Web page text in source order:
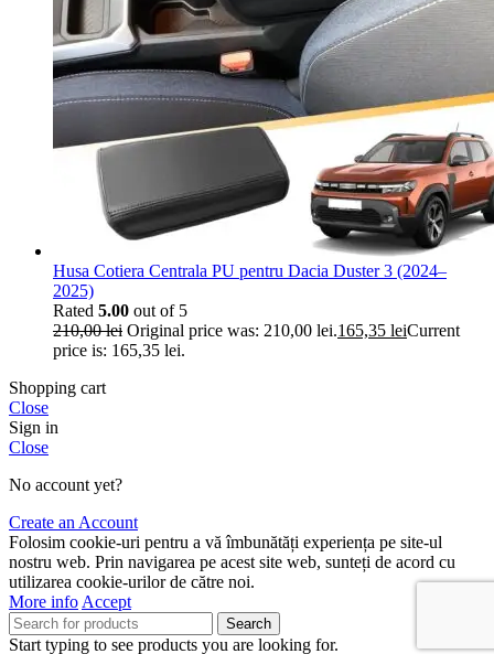
Husa Cotiera Centrala PU pentru Dacia Duster 3 (2024–
2025)
Rated 5.00 out of 5
210,00lei Original price was: 210,00 lei.165,35 leiCurrent
price is: 165,35 lei.
Shopping cart
Close
Sign in
Close
No account yet?
Create an Account
Folosim cookie-uri pentru a vă îmbunătăți experiența pe site-ul
nostru web. Prin navigarea pe acest site web, sunteți de acord cu
utilizarea cookie-urilor de către noi.
More info Accept
Search
Start typing to see products you are looking for.